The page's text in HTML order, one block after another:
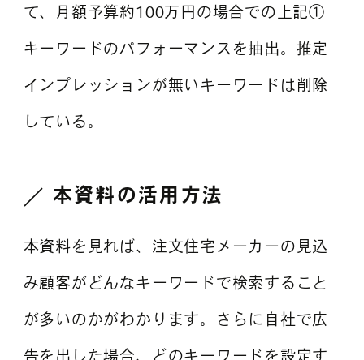
て、月額予算約100万円の場合での上記①
キーワードのパフォーマンスを抽出。推定
インプレッションが無いキーワードは削除
している。
本資料の活用方法
本資料を見れば、注文住宅メーカーの見込
み顧客がどんなキーワードで検索すること
が多いのかがわかります。さらに自社で広
告を出した場合、どのキーワードを設定す